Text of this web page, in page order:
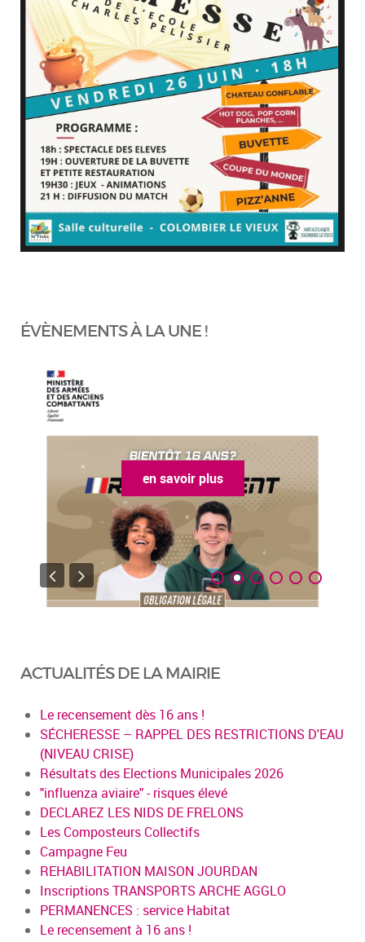
ÉVÈNEMENTS À LA UNE !
en savoir plus
ACTUALITÉS DE LA MAIRIE
Le recensement dès 16 ans !
SÉCHERESSE – RAPPEL DES RESTRICTIONS D'EAU
(NIVEAU CRISE)
Résultats des Elections Municipales 2026
"influenza aviaire" - risques élevé
DECLAREZ LES NIDS DE FRELONS
Les Composteurs Collectifs
Campagne Feu
REHABILITATION MAISON JOURDAN
Inscriptions TRANSPORTS ARCHE AGGLO
PERMANENCES : service Habitat
Le recensement à 16 ans !